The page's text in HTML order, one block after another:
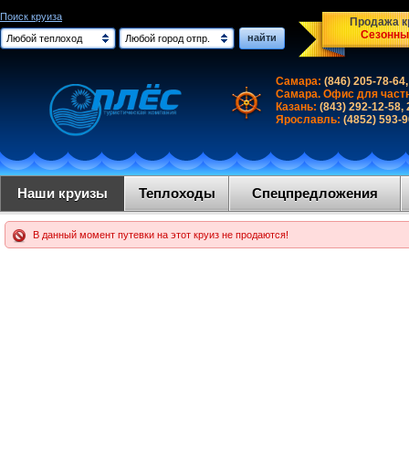
Поиск круиза
Любой теплоход
Любой город отпр. найти
Продажа
Самара: (846) 205-78-
Самара. Офис для
Казань: (843) 292-12-58,
Ярославль: (4852) 593-
Наши круизы Теплоходы Спецпредложения
В данный момент путевки на этот круиз не продаются!